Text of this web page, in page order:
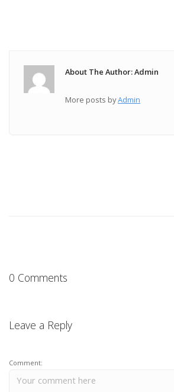
About The Author: Admin
More posts byAdmin
0 Comments
Leave a Reply
Comment: